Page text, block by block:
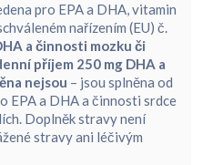
pro EPA a DHA, vitamin
nařízením (EU) č.
a činnosti mozku či
příjem 250 mg DHA a
nejsou – jsou splněna od
EPA a DHA a činnosti srdce
Doplněk stravy není
stravy ani léčivým